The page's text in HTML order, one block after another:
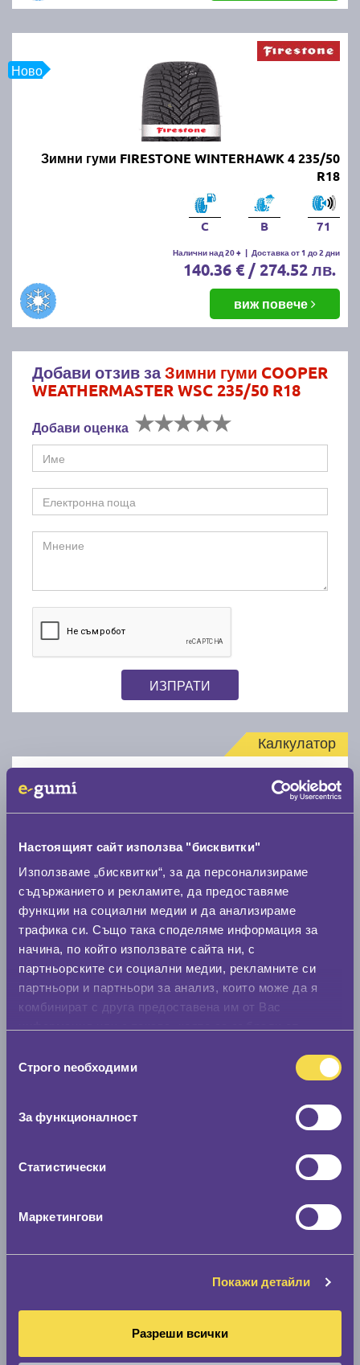
Настоящият сайт използва "бисквитки"
Използваме „бисквитки“, за да персонализираме
съдържанието и рекламите, да предоставяме
функции на социални медии и да анализираме
трафика си. Също така споделяме информация за
начина, по който използвате сайта ни, с
партньорските си социални медии, рекламните си
партньори и партньори за анализ, които може да я
комбинират с друга предоставена им от Вас
наСтрого nеобходими
За функционалност
Статистически
Маркетингови
Покажи детайли
Разреши всички
Ново
Зимни гуми FIRESTONE WINTERHAWK 4 235/50
R18
C B 71
Налични над 20 + | Доставка от 1 до 2 дни
140.36 € / 274.52 лв.
виж повече
Добави отзив заЗимни гуми COOPER
WEATHERMASTER WSC 235/50 R18
Добави оценка
ИЗПРАТИ
Калкулатор
Нов размер
Модел